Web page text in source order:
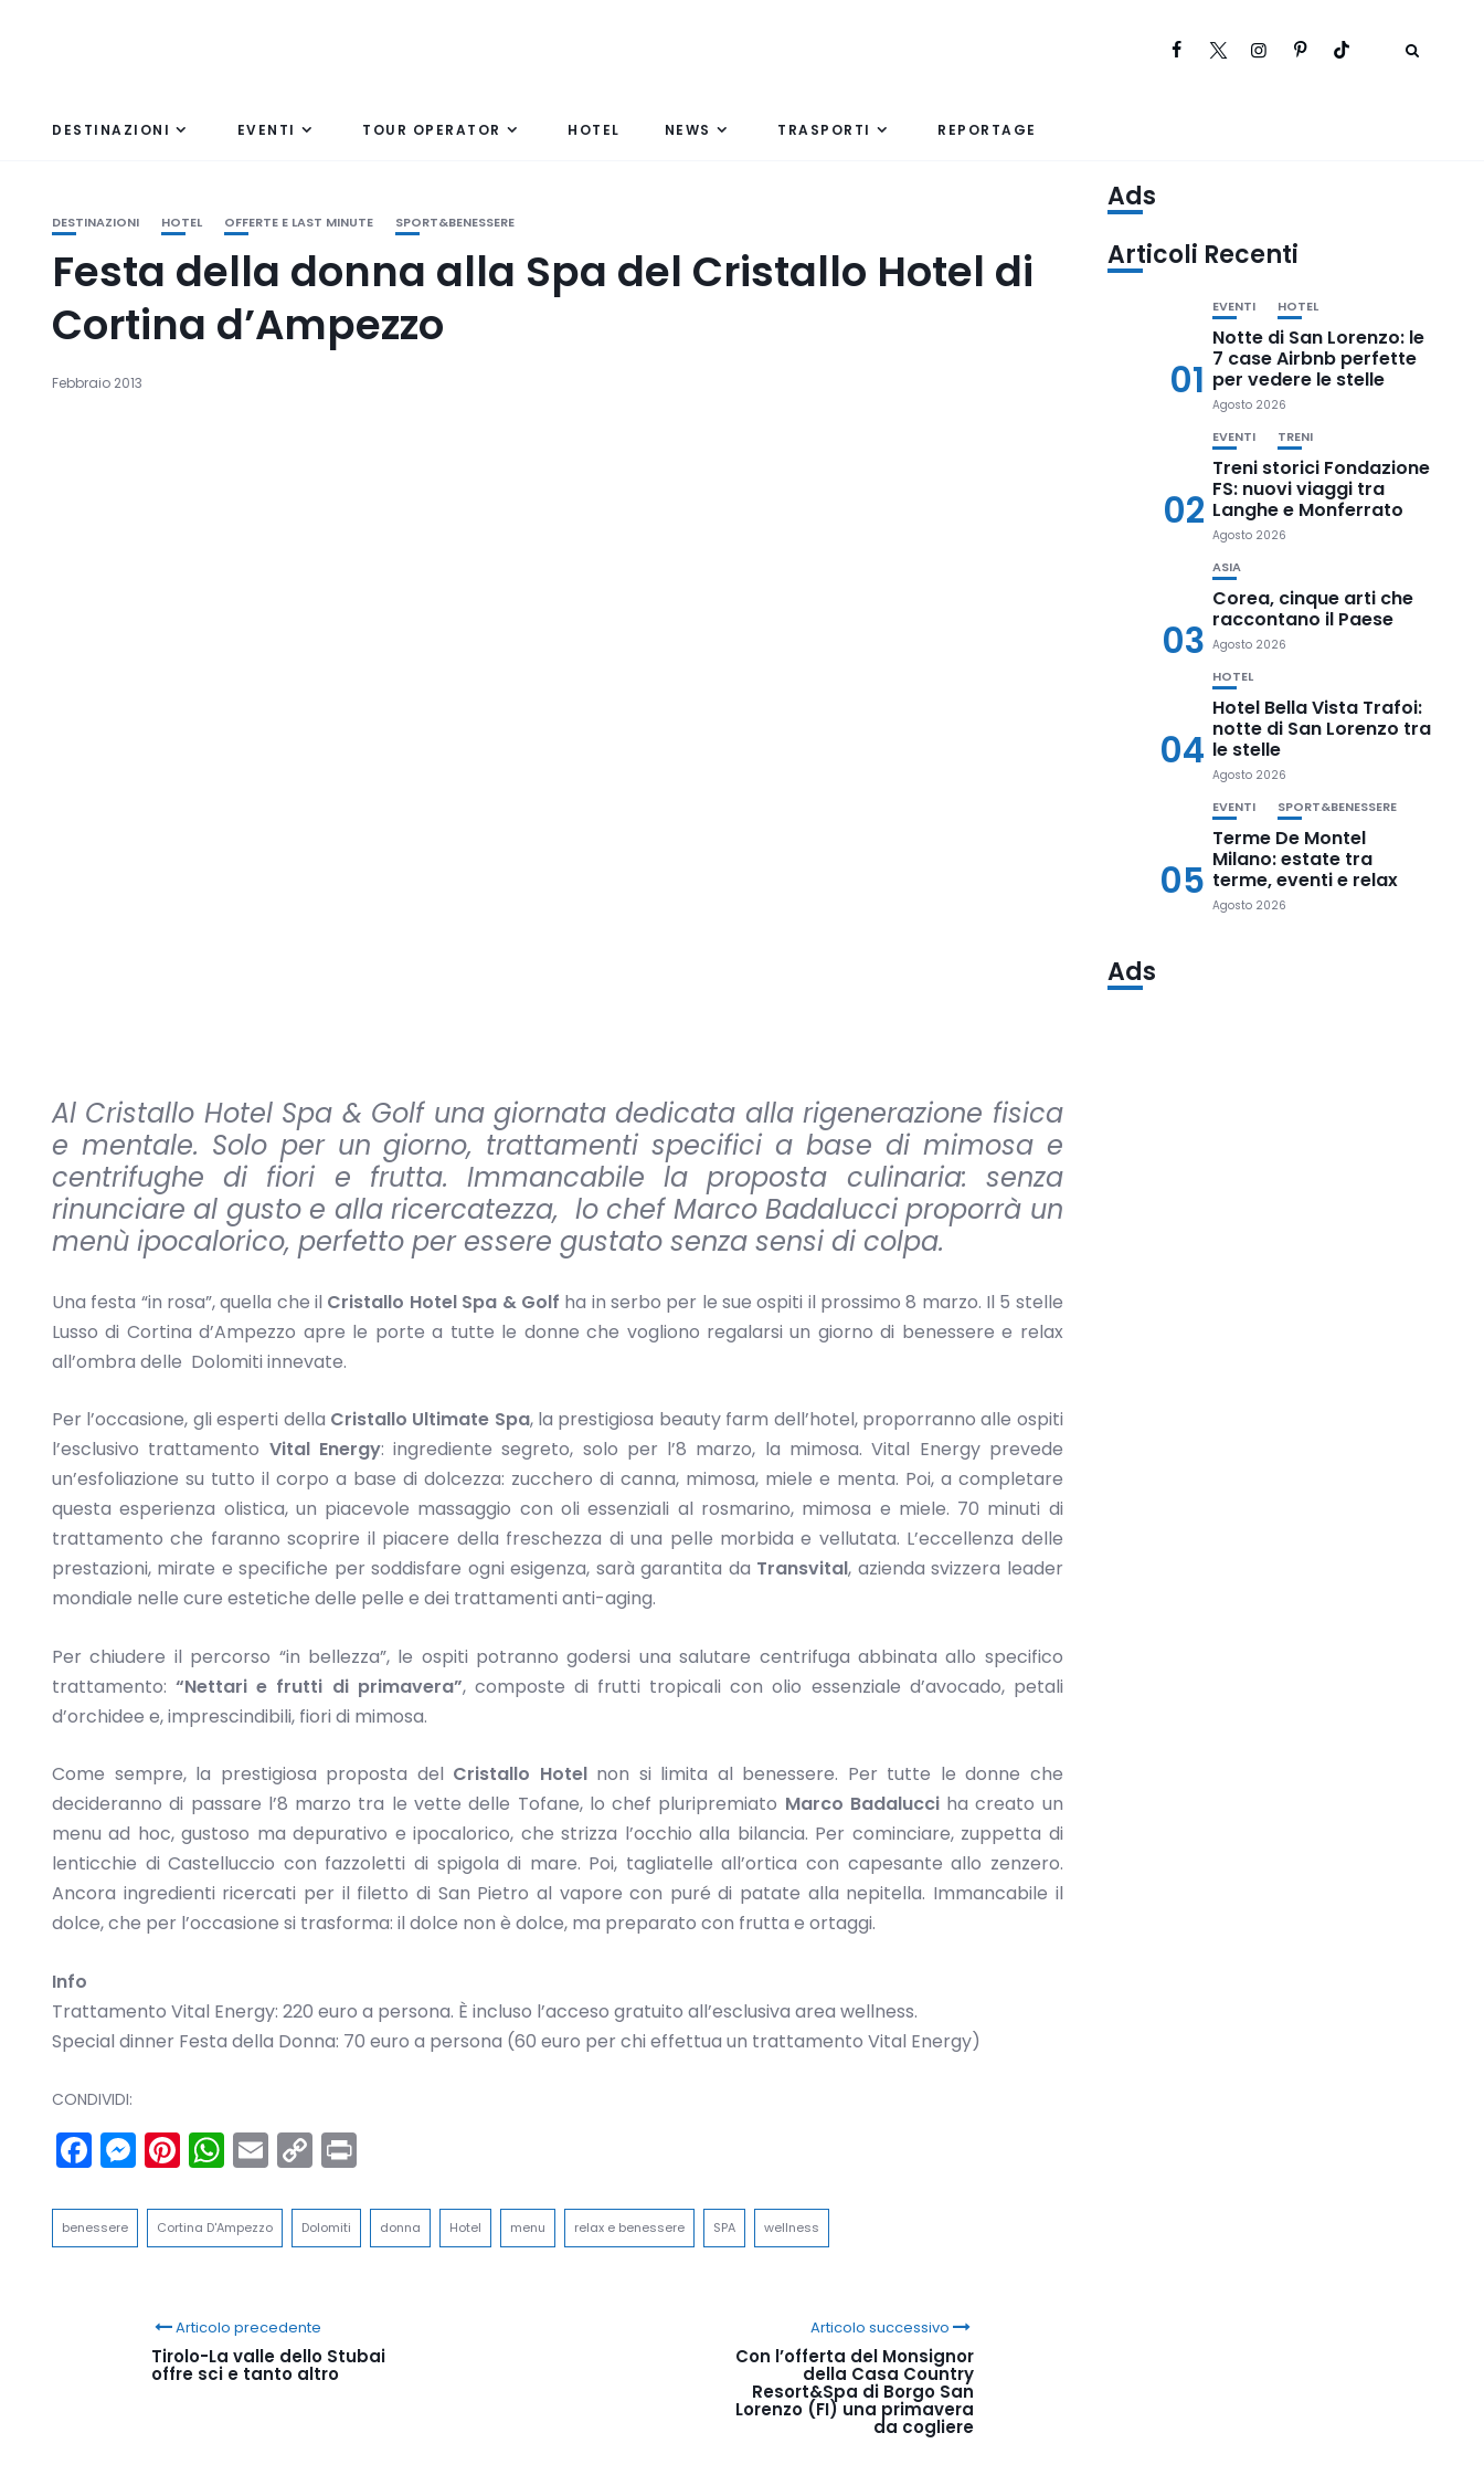
DESTINAZIONI EVENTI TOUR OPERATOR HOTEL NEWS TRASPORTI REPORTAGE
DESTINAZIONI HOTEL OFFERTE E LAST MINUTE SPORT&BENESSERE
Festa della donna alla Spa del Cristallo Hotel di
Cortina d’Ampezzo
Febbraio 2013
Al Cristallo Hotel Spa & Golf una giornata dedicata alla rigenerazione fisica
e mentale. Solo per un giorno, trattamenti specifici a base di mimosa e
centrifughe di fiori e frutta. Immancabile la proposta culinaria: senza
rinunciare al gusto e alla ricercatezza, lo chef Marco Badalucci proporrà un
menù ipocalorico, perfetto per essere gustato senza sensi di colpa.
Una festa “in rosa”, quella che il Cristallo Hotel Spa & Golf ha in serbo per le sue ospiti il prossimo 8 marzo. Il 5 stelle
Lusso di Cortina d’Ampezzo apre le porte a tutte le donne che vogliono regalarsi un giorno di benessere e relax
all’ombra delle Dolomiti innevate.
Per l’occasione, gli esperti della Cristallo Ultimate Spa, la prestigiosa beauty farm dell’hotel, proporranno alle ospiti
l’esclusivo trattamento Vital Energy: ingrediente segreto, solo per l’8 marzo, la mimosa. Vital Energy prevede
un’esfoliazione su tutto il corpo a base di dolcezza: zucchero di canna, mimosa, miele e menta. Poi, a completare
questa esperienza olistica, un piacevole massaggio con oli essenziali al rosmarino, mimosa e miele. 70 minuti di
trattamento che faranno scoprire il piacere della freschezza di una pelle morbida e vellutata. L’eccellenza delle
prestazioni, mirate e specifiche per soddisfare ogni esigenza, sarà garantita da Transvital, azienda svizzera leader
mondiale nelle cure estetiche delle pelle e dei trattamenti anti-aging.
Per chiudere il percorso “in bellezza”, le ospiti potranno godersi una salutare centrifuga abbinata allo specifico
trattamento:“Nettari e frutti di primavera”, composte di frutti tropicali con olio essenziale d’avocado, petali
d’orchidee e, imprescindibili, fiori di mimosa.
Come sempre, la prestigiosa proposta del Cristallo Hotelnon si limita al benessere. Per tutte le donne che
decideranno di passare l’8 marzo tra le vette delle Tofane, lo chef pluripremiato Marco Badalucciha creato un
menu ad hoc, gustoso ma depurativo e ipocalorico, che strizza l’occhio alla bilancia. Per cominciare, zuppetta di
lenticchie di Castelluccio con fazzoletti di spigola di mare. Poi, tagliatelle all’ortica con capesante allo zenzero.
Ancora ingredienti ricercati per il filetto di San Pietro al vapore con puré di patate alla nepitella. Immancabile il
dolce, che per l’occasione si trasforma: il dolce non è dolce, ma preparato con frutta e ortaggi.
Info
Trattamento Vital Energy: 220 euro a persona. È incluso l’acceso gratuito all’esclusiva area wellness.
Special dinner Festa della Donna: 70 euro a persona (60 euro per chi effettua un trattamento Vital Energy)
CONDIVIDI:
Facebook
Messenger
Pinterest
WhatsApp
Email
Copy
Link
benessere Cortina D'Ampezzo Dolomiti donna Hotel menu relax e benessere SPA wellness
Articolo precedente
Tirolo-La valle dello Stubai
offre sci e tanto altro
Articolo successivo
Con l’offerta del Monsignor
della Casa Country
Resort&Spa di Borgo San
Lorenzo (FI) una primavera
da cogliere
Ads
Articoli Recenti
01
EVENTI HOTEL
Notte di San Lorenzo: le
7 case Airbnb perfette
per vedere le stelle
Agosto 2026
02
EVENTI TRENI
Treni storici Fondazione
FS: nuovi viaggi tra
Langhe e Monferrato
Agosto 2026
03
ASIA
Corea, cinque arti che
raccontano il Paese
Agosto 2026
04
HOTEL
Hotel Bella Vista Trafoi:
notte di San Lorenzo tra
le stelle
Agosto 2026
05
EVENTI SPORT&BENESSERE
Terme De Montel
Milano: estate tra
terme, eventi e relax
Agosto 2026
Ads